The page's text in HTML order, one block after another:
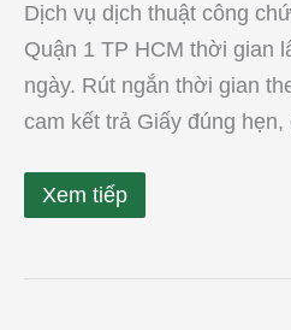
Dịch vụ dịch thuật công
Quận 1 TP HCM thời gian
ngày. Rút ngắn thời gian
cam kết trả Giấy đúng hẹn,
Xem tiếp